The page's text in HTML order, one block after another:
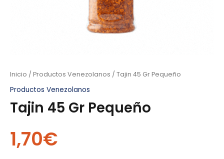
Inicio / Productos Venezolanos / Tajin 45 Gr Pequeño
Productos Venezolanos
Tajin 45 Gr Pequeño
1,70€